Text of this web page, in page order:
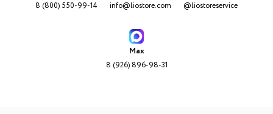
8 (800) 550-99-14 info@liostore.com @liostoreservice
Max
8 (926) 896-98-31